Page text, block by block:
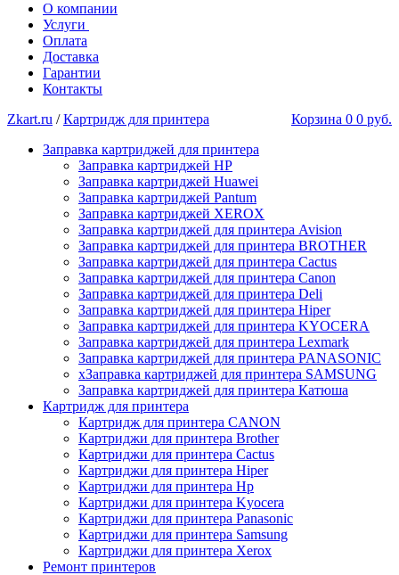
О компании
Услуги
Оплата
Доставка
Гарантии
Контакты
Корзина 0 0 руб.
Zkart.ru /Картридж для принтера
Заправка картриджей для принтера
Заправка картриджей HP
Заправка картриджей Huawei
Заправка картриджей Pantum
Заправка картриджей XEROX
Заправка картриджей для принтера Avision
Заправка картриджей для принтера BROTHER
Заправка картриджей для принтера Cactus
Заправка картриджей для принтера Canon
Заправка картриджей для принтера Deli
Заправка картриджей для принтера Hiper
Заправка картриджей для принтера KYOCERA
Заправка картриджей для принтера Lexmark
Заправка картриджей для принтера PANASONIC
xЗаправка картриджей для принтера SAMSUNG
Заправка картриджей для принтера Катюша
Картридж для принтера
Картридж для принтера CANON
Картриджи для принтера Brother
Картриджи для принтера Cactus
Картриджи для принтера Hiper
Картриджи для принтера Hp
Картриджи для принтера Kyocera
Картриджи для принтера Panasonic
Картриджи для принтера Samsung
Картриджи для принтера Xerox
Ремонт принтеров